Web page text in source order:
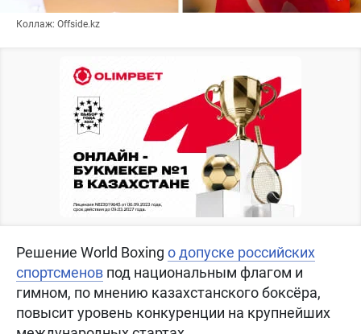
Коллаж: Offside.kz
Решение World Boxing о допуске российских
спортсменов под национальным флагом и
гимном, по мнению казахстанского боксёра,
повысит уровень конкуренции на крупнейших